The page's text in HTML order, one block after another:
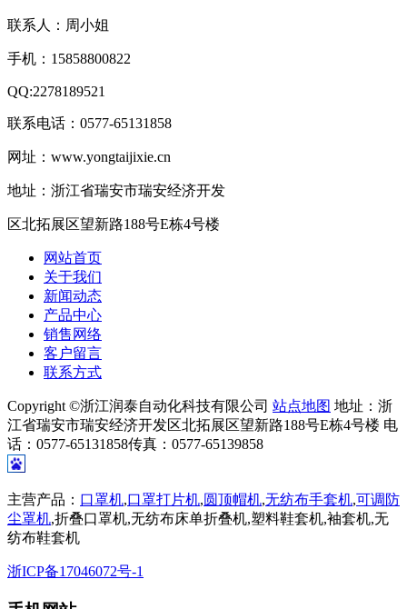
联系人：周小姐
手机：15858800822
QQ:2278189521
联系电话：0577-65131858
网址：www.yongtaijixie.cn
地址：浙江省瑞安市瑞安经济开发
区北拓展区望新路188号E栋4号楼
网站首页
关于我们
新闻动态
产品中心
销售网络
客户留言
联系方式
Copyright ©浙江润泰自动化科技有限公司 站点地图 地址：浙
江省瑞安市瑞安经济开发区北拓展区望新路188号E栋4号楼 电
话：0577-65131858传真：0577-65139858
主营产品： 口罩机,口罩打片机,圆顶帽机,无纺布手套机,可调防
尘罩机,折叠口罩机,无纺布床单折叠机,塑料鞋套机,袖套机,无
纺布鞋套机
浙ICP备17046072号-1